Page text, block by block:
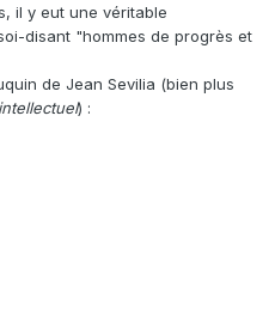
il y eut une véritable
disant "hommes de progrès et
de Jean Sevilia (bien plus
) :